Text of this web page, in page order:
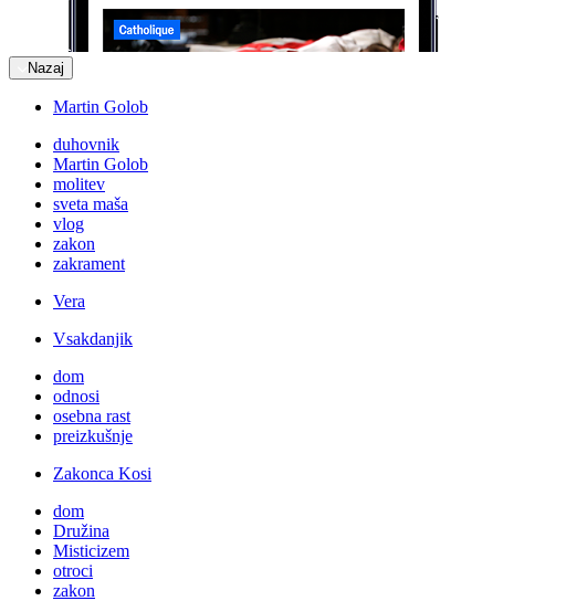
Nazaj
Martin Golob
duhovnik
Martin Golob
molitev
sveta maša
vlog
zakon
zakrament
Vera
Vsakdanjik
dom
odnosi
osebna rast
preizkušnje
Zakonca Kosi
dom
Družina
Misticizem
otroci
zakon